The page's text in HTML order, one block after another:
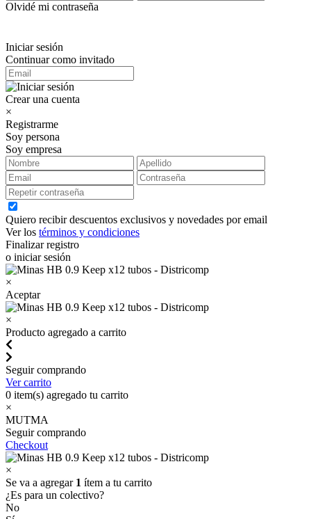
Olvidé mi contraseña
Iniciar sesión
Continuar como invitado
Crear una cuenta
×
Registrarme
Soy persona
Soy empresa
Quiero recibir descuentos exclusivos y novedades por email
Ver los términos y condiciones
Finalizar registro
o iniciar sesión
×
Aceptar
×
Producto agregado a carrito
Seguir comprando
Ver carrito
0 item(s) agregado tu carrito
×
MUTMA
Seguir comprando
Checkout
×
Se va a agregar 1 ítem a tu carrito
¿Es para un colectivo?
No